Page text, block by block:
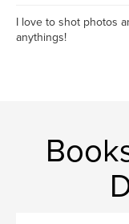
I love to shot photos
anythings!